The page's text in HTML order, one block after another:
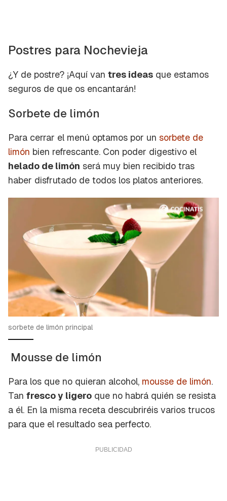
Postres para Nochevieja
¿Y de postre? ¡Aquí van tres ideas que estamos
seguros de que os encantarán!
Sorbete de limón
Para cerrar el menú optamos por un sorbete de
limón bien refrescante. Con poder digestivo el
helado de limón será muy bien recibido tras
haber disfrutado de todos los platos anteriores.
sorbete de limón principal
Mousse de limón
Para los que no quieran alcohol, mousse de limón.
Tan fresco y ligero que no habrá quién se resista
a él. En la misma receta descubriréis varios trucos
para que el resultado sea perfecto.